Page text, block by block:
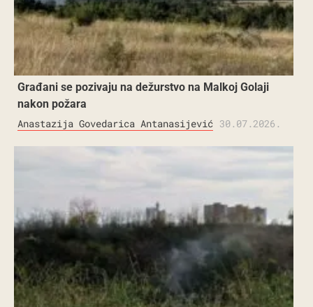
Građani se pozivaju na dežurstvo na Malkoj Golaji
nakon požara
Anastazija Govedarica Antanasijević 30.07.2026.